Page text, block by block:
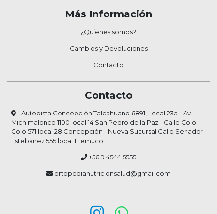
Más Información
¿Quienes somos?
Cambios y Devoluciones
Contacto
Contacto
- Autopista Concepción Talcahuano 6891, Local 23a - Av.
Michimalonco 1100 local 14 San Pedro de la Paz - Calle Colo
Colo 571 local 28 Concepción - Nueva Sucursal Calle Senador
Estebanez 555 local 1 Temuco
+56 9 4544 5555
ortopedianutricionsalud@gmail.com